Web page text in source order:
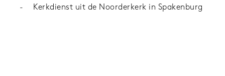
-
Kerkdienst uit de Noorderkerk in Spakenburg